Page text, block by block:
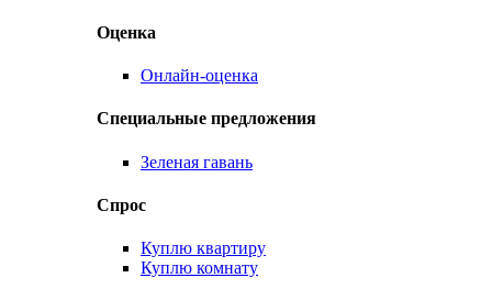
Оценка
Онлайн-оценка
Специальные предложения
Зеленая гавань
Спрос
Куплю квартиру
Куплю комнату